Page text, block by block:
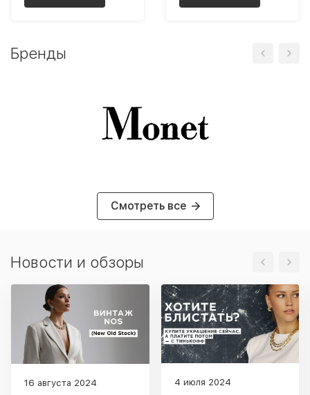
Бренды
Смотреть все
Новости и обзоры
16 августа 2024 4 июля 2024